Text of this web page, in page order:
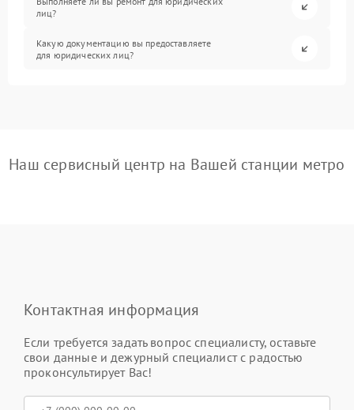
лиц?
Какую документацию вы предоставляете
для юридических лиц?
Наш сервисный центр на Вашей станции метро
Контактная информация
Если требуется задать вопрос специалисту, оставьте
свои данные и дежурный специалист с радостью
проконсультирует Вас!